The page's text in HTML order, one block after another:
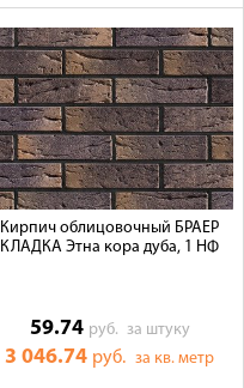
Кирпич облицовочный БРАЕР
КЛАДКА Этна кора дуба, 1 НФ
59.74 руб. за штуку
3 046.74 руб.за кв. метр